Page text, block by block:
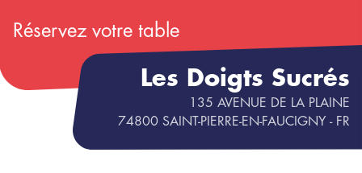
Réservez votre table
Les Doigts Sucrés
135 AVENUE DE LA PLAINE
74800 SAINT-PIERRE-EN-FAUCIGNY - FR